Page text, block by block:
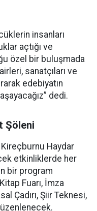
insanları
açtığı ve
özel bir buluşmada
sanatçıları ve
edebiyatın
dedi.
Şöleni
Haydar
etkinliklerde her
bir program
Fuarı, İmza
Çadırı, Şiir Teknesi,